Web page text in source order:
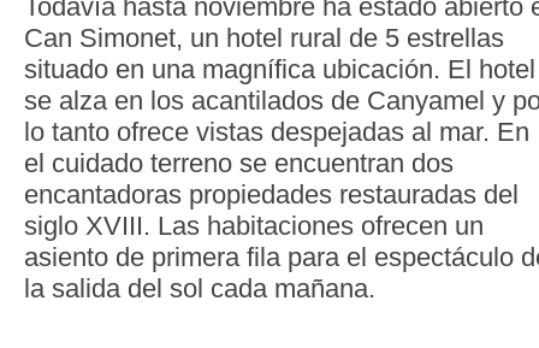
Todavía hasta noviembre ha estado abierto
Can Simonet, un hotel rural de 5 estrellas
situado en una magnífica ubicación. El hotel
se alza en los acantilados de Canyamel y
lo tanto ofrece vistas despejadas al mar. En
el cuidado terreno se encuentran dos
encantadoras propiedades restauradas del
siglo XVIII. Las habitaciones ofrecen un
asiento de primera fila para el espectáculo
la salida del sol cada mañana.